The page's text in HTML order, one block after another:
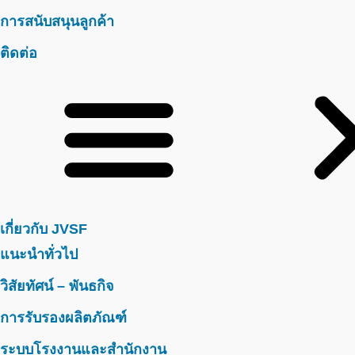
การสนับสนุนลูกค้า
ติดต่อ
เกี่ยวกับ JVSF
แนะนำทั่วไป
วิสัยทัศน์ – พันธกิจ
การรับรองผลิตภัณฑ์
ระบบโรงงานและสำนักงาน